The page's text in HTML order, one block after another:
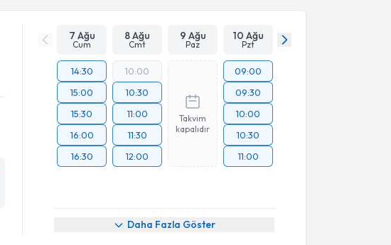
7 Ağu
Cum
8 Ağu
Cmt
9 Ağu
Paz
10 Ağu
Pzt
14:30
15:00
15:30
16:00
16:30
10:00
10:30
11:00
11:30
12:00
Takvim
kapalıdır
09:00
09:30
10:00
10:30
11:00
Daha Fazla Göster